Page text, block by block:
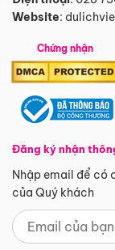
Website:
Chứng nhận
Đăng ký nhận
Nhập email để có
của Quý khách